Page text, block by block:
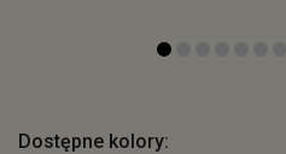
Dostępne kolory: